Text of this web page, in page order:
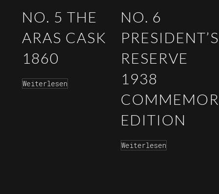
NO. 5 THE
ARAS CASK
1860
Weiterlesen
NO. 6
PRESIDENT’S
RESERVE
1938
EDITION
Weiterlesen